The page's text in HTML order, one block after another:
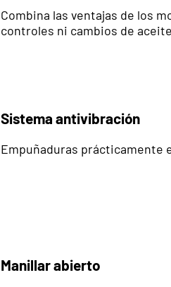
Combina las ventajas de los
controles ni cambios de
Sistema antivibración
Empuñaduras prácticamente
Manillar abierto